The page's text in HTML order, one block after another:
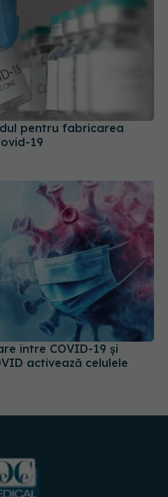
pentru fabricarea
19
între COVID-19 și
activează celulele
NE PE: